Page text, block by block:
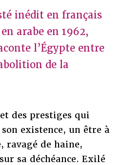
inédit en français
arabe en 1962,
l’Égypte entre
de la
des prestiges qui
existence, un être à
ravagé de haine,
sa déchéance. Exilé